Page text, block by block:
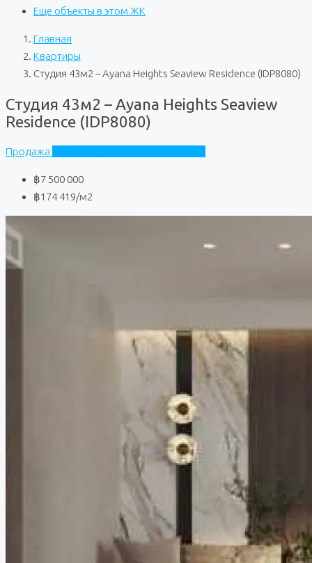
Еще объекты в этом ЖК
Главная
Квартиры
Студия 43м2 – Ayana Heights Seaview Residence (IDP8080)
Студия 43м2 – Ayana Heights Seaview
Residence (IDP8080)
Продажа
฿7 500 000
฿174 419/м2